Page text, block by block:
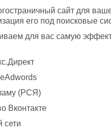
сайт для
его под поисковые
для вас самую
(РСЯ)
Вконтакте
сети